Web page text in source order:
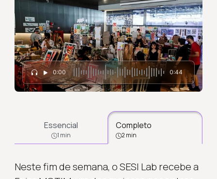
0:00 0:44
Essencial
1 min
Completo
2 min
Neste fim de semana, o SESI Lab recebe a